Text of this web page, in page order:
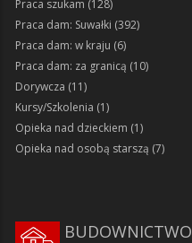
Praca szukam (128)
Praca dam: Suwałki (392)
Praca dam: w kraju (6)
Praca dam: za granicą (10)
Dorywcza (11)
Kursy/Szkolenia (1)
Opieka nad dzieckiem (1)
Opieka nad osobą starszą (7)
BUDOWNICTWO